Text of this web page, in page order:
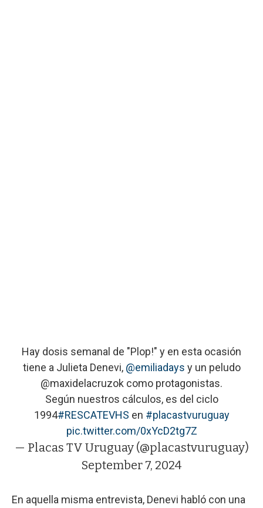
Hay dosis semanal de "Plop!" y en esta ocasión
tiene a Julieta Denevi, @emiliadays y un peludo
@maxidelacruzok como protagonistas.
Según nuestros cálculos, es del ciclo
1994#RESCATEVHS en #placastvuruguay
pic.twitter.com/0xYcD2tg7Z
— Placas TV Uruguay (@placastvuruguay)
September 7, 2024
En aquella misma entrevista, Denevi habló con una